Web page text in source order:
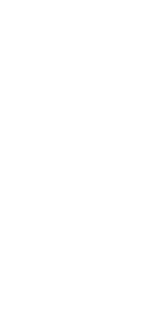
J’utilise
et les